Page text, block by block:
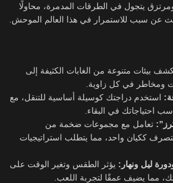
يتجول في الطرقات المدمرة، محاولًا
عن سبب للاستمرار في هذا العالم الموحش.
بيئات متنوعة من الغابات الكثيفة إلى
ومخاطر في كل زاوية.
استخدم دراجتك كوسيلة أساسية للتنقل، مع
احتياجاتك في البقاء.
تعامل مع مجموعات ضخمة من
ككيان واحد، مما يتطلب استراتيجيات
ليل ونهار: يؤثر الطقس وتغير الوقت على
مما يضيف عمقًا لتجربة اللعب.